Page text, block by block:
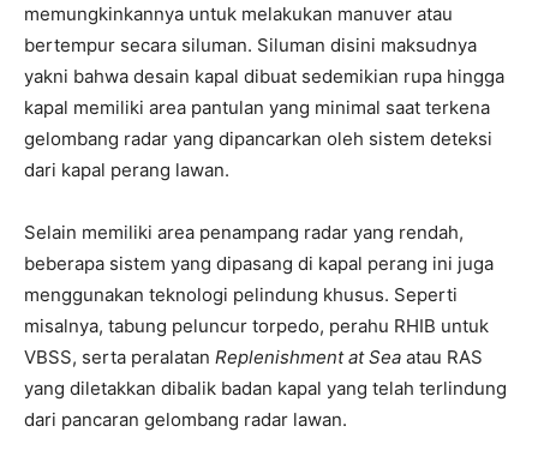
memungkinkannya untuk melakukan manuver atau
bertempur secara siluman. Siluman disini maksudnya
yakni bahwa desain kapal dibuat sedemikian rupa hingga
kapal memiliki area pantulan yang minimal saat terkena
gelombang radar yang dipancarkan oleh sistem deteksi
dari kapal perang lawan.
Selain memiliki area penampang radar yang rendah,
beberapa sistem yang dipasang di kapal perang ini juga
menggunakan teknologi pelindung khusus. Seperti
misalnya, tabung peluncur torpedo, perahu RHIB untuk
VBSS, serta peralatan Replenishment at Sea atau RAS
yang diletakkan dibalik badan kapal yang telah terlindung
dari pancaran gelombang radar lawan.